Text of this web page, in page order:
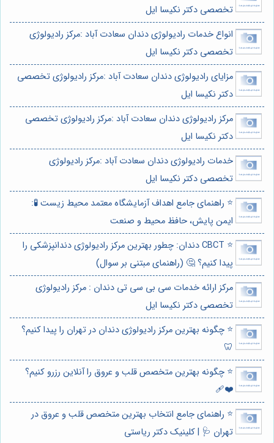
تخصصی دکتر نکیسا ایل
انواع خدمات رادیولوژی دندان سعادت آباد :مرکز رادیولوژی
تخصصی دکتر نکیسا ایل
مزایای رادیولوژی دندان سعادت آباد :مرکز رادیولوژی تخصصی
دکتر نکیسا ایل
مرکز رادیولوژی دندان سعادت آباد :مرکز رادیولوژی تخصصی
دکتر نکیسا ایل
خدمات رادیولوژی دندان سعادت آباد :مرکز رادیولوژی
تخصصی دکتر نکیسا ایل
⭐️ راهنمای جامع اهداف آزمایشگاه معتمد محیط زیست 🧪:
ایمن پایش، حافظ محیط و صنعت
⭐️ CBCT دندان: چطور بهترین مرکز رادیولوژی دندانپزشکی را
پیدا کنیم؟ 🤔 (راهنمای مبتنی بر سوال)
مرکز ارائه خدمات سی بی سی تی دندان : مرکز رادیولوژی
تخصصی دکتر نکیسا ایل
⭐️ چگونه بهترین مرکز رادیولوژی دندان در تهران را پیدا کنیم؟
🦷
⭐️ چگونه بهترین متخصص قلب و عروق را آنلاین رزرو کنیم؟
❤️‍🩹
⭐️ راهنمای جامع انتخاب بهترین متخصص قلب و عروق در
تهران 🩺 | کلینیک دکتر ریاستی